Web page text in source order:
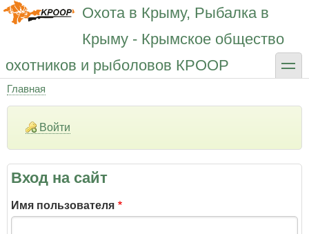
Перейти
Охота в Крыму, Рыбалка в
Крыму - Крымское общество
охотников и рыболовов КРООР
toggle
Строка
навигации
Главная
Войти
Вход на сайт
Имя пользователя